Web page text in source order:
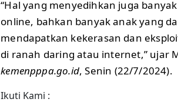
“Hal yang menyedihkan juga
online, bahkan banyak anak yang
mendapatkan kekerasan dan
di ranah daring atau internet,” ujar
kemenpppa.go.id, Senin (22/7/2024).
Ikuti Kami :